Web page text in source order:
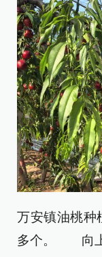
万安镇油桃种
多个。 向